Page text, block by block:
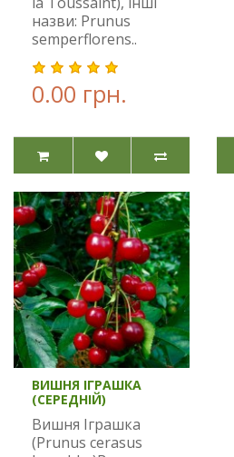
назви: Prunus
semperflorens..
0.00 грн.
ВИШНЯ ІГРАШКА
(СЕРЕДНІЙ)
Вишня Іграшка
(Prunus cerasus